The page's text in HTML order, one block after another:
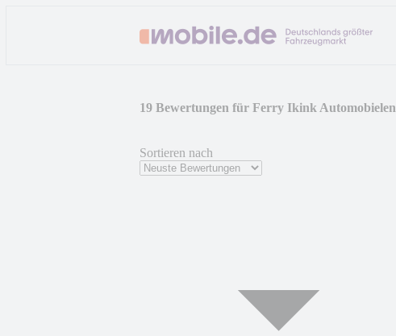
19 Bewertungen für Ferry Ikink Automobielen
Sortieren nach